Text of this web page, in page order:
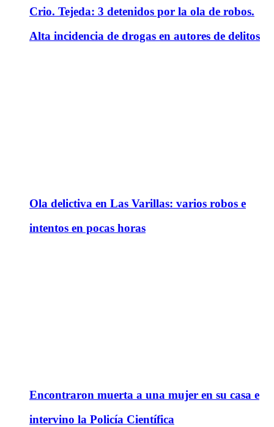
Crio. Tejeda: 3 detenidos por la ola de robos.
Alta incidencia de drogas en autores de delitos
Ola delictiva en Las Varillas: varios robos e
intentos en pocas horas
Encontraron muerta a una mujer en su casa e
intervino la Policía Científica